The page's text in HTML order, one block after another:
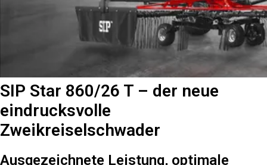
SIP Star 860/26 T – der neue
eindrucksvolle
Zweikreiselschwader
Ausgezeichnete Leistung, optimale